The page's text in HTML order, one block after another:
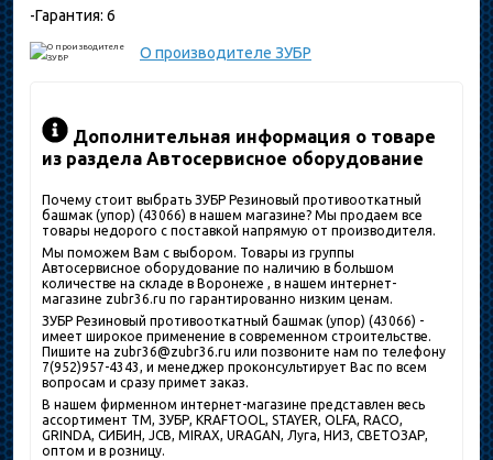
-Гарантия: 6
О производителе ЗУБР
Дополнительная информация о товаре
из раздела Автосервисное оборудование
Почему стоит выбрать ЗУБР Резиновый противооткатный
башмак (упор) (43066) в нашем магазине? Мы продаем все
товары недорого с поставкой напрямую от производителя.
Мы поможем Вам с выбором. Товары из группы
Автосервисное оборудование по наличию в большом
количестве на складе в Воронеже , в нашем интернет-
магазине zubr36.ru по гарантированно низким ценам.
ЗУБР Резиновый противооткатный башмак (упор) (43066) -
имеет широкое применение в современном строительстве.
Пишите на zubr36@zubr36.ru или позвоните нам по телефону
7(952)957-4343, и менеджер проконсультирует Вас по всем
вопросам и сразу примет заказ.
В нашем фирменном интернет-магазине представлен весь
ассортимент ТМ, ЗУБР, KRAFTOOL, STAYER, OLFA, RACO,
GRINDA, СИБИН, JCB, MIRAX, URAGAN, Луга, НИЗ, СВЕТОЗАР,
оптом и в розницу.